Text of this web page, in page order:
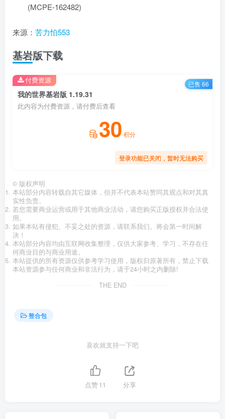
(MCPE-162482)
来源： 苦力怕553
基岩版下载
我的世界基岩版 1.19.31
此内容为付费资源，请付费后查看
30 积分
登录功能已关闭，暂时无法购买
付费资源 已售 66
© 版权声明
本站部分内容转载自其它媒体，但并不代表本站赞同其观点和对其真
实性负责。
若您需要商业运营或用于其他商业活动，请您购买正版授权并合法使
用。
如果本站有侵犯、不妥之处的资源，请联系我们。将会第一时间解
决！
本站部分内容均由互联网收集整理，仅供大家参考、学习，不存在任
何商业目的与商业用途。
本站提供的所有资源仅供参考学习使用，版权归原著所有，禁止下载
本站资源参与任何商业和非法行为，请于24小时之内删除!
THE END
整合包
喜欢就支持一下吧
点赞11 分享